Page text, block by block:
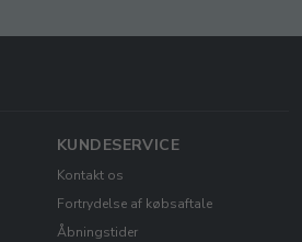
KUNDESERVICE
Kontakt os
Fortrydelse af købsaftale
Åbningstider